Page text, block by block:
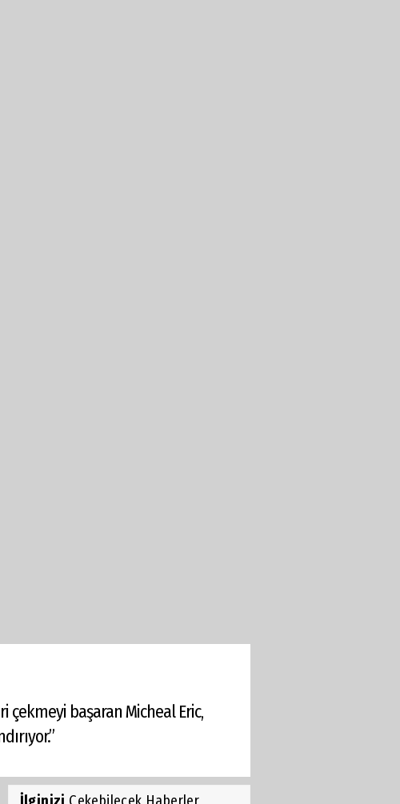
çekmeyi başaran Micheal Eric,
İlginizi Çekebilecek Haberler